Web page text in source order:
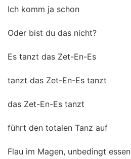
Ich komm ja schon
Oder bist du das nicht?
Es tanzt das Zet-En-Es
tanzt das Zet-En-Es tanzt
das Zet-En-Es tanzt
führt den totalen Tanz auf
Flau im Magen, unbedingt essen